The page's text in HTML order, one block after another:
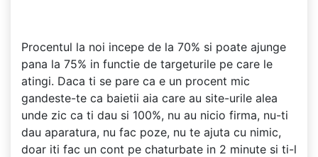
Procentul la noi incepe de la 70% si poate ajunge
pana la 75% in functie de targeturile pe care le
atingi. Daca ti se pare ca e un procent mic
gandeste-te ca baietii aia care au site-urile alea
unde zic ca ti dau si 100%, nu au nicio firma, nu-ti
dau aparatura, nu fac poze, nu te ajuta cu nimic,
doar iti fac un cont pe chaturbate in 2 minute si ti-l